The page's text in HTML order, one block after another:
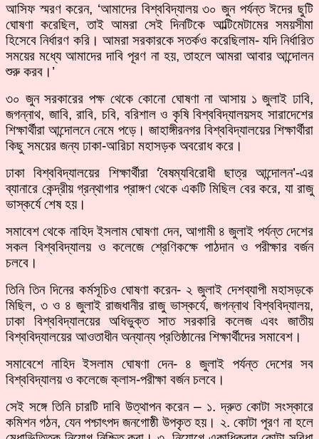
আসিফ স্মরণ করেন, ‘আমাদের বিশ্ববিদ্যালয় ৩০ জুন পর্যন্ত ঈদের ছুটি
ঘোষণা করেছিল, তাই আমরা সেই দিনটিকে আল্টিমেটামের সময়সীমা
হিসেবে নির্ধারণ করি। আমরা সরকারকে সতর্কও করেছিলাম- যদি নির্ধারিত
সময়ের মধ্যে আমাদের দাবি পূরণ না হয়, তাহলে আমরা আবার আন্দোলন
শুরু করব।’
৩০ জুন সরকারের পক্ষ থেকে কোনো ঘোষণা না আসায় ১ জুলাই ঢাবি,
জগন্নাথ, জাবি, রাবি, চবি, বরিশাল ও কৃষি বিশ্ববিদ্যালয়সহ সারাদেশের
শিক্ষার্থীরা আন্দোলনে নেমে পড়ে। জাহাঙ্গীরনগর বিশ্ববিদ্যালয়ের শিক্ষার্থীরা
কিছু সময়ের জন্য ঢাকা-আরিচা মহাসড়ক অবরোধ করে।
ঢাকা বিশ্ববিদ্যালয়ের শিক্ষার্থীরা ‘বৈষম্যবিরোধী ছাত্র আন্দোলন’-এর
ব্যানারে কেন্দ্রীয় গ্রন্থাগার প্রাঙ্গণ থেকে একটি মিছিল বের করে, যা রাজু
ভাস্কর্যে শেষ হয়।
সমাবেশ থেকে নাহিদ ইসলাম ঘোষণা দেন, আগামী ৪ জুলাই পর্যন্ত দেশের
সকল বিশ্ববিদ্যালয় ও কলেজে শ্রেণিকক্ষে পাঠদান ও পরীক্ষার বর্জন
চলবে।
তিনি তিন দিনের কর্মসূচিও ঘোষণা করেন- ২ জুলাই দেশব্যাপী মহাসড়কে
মিছিল, ৩ ও ৪ জুলাই রাজধানীর রাজু ভাস্কর্যে, জগন্নাথ বিশ্ববিদ্যালয়,
ঢাকা বিশ্ববিদ্যালয়ের অধিভুক্ত সাত সরকারি কলেজ এবং জাতীয়
বিশ্ববিদ্যালয়ের আওতাধীন অন্যান্য প্রতিষ্ঠানের শিক্ষার্থীদের সমাবেশ।
সমাবেশে নাহিদ ইসলাম ঘোষণা দেন- ৪ জুলাই পর্যন্ত দেশের সব
বিশ্ববিদ্যালয় ও কলেজে ক্লাস-পরীক্ষা বর্জন চলবে।
সেই সঙ্গে তিনি চারটি দাবি উত্থাপন করেন – ১. দ্রুত কোটা সংস্কারে
কমিশন গঠন, যেন পশ্চাৎপদ জনগোষ্ঠী উপকৃত হয়। ২. কোটা পূরণ না হলে